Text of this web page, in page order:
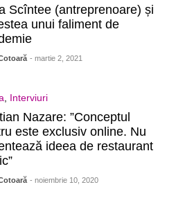
Scîntee (antreprenoare) și
unui faliment de
- martie 2, 2021
Interviuri
Nazare: ”Conceptul
este exclusiv online. Nu
ideea de restaurant
- noiembrie 10, 2020